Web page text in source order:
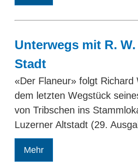
Unterwegs mit R.
Stadt
«Der Flaneur» folgt Richard
dem letzten Wegstück
von Tribschen ins
Luzerner Altstadt (29.
Mehr